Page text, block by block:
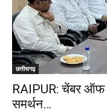
छत्तीसगढ़
RAIPUR: चेंबर ऑफ
समर्थन…